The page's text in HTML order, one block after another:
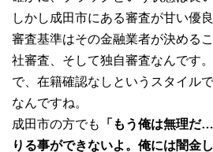
しかし成田市にある審査が甘い優
審査基準はその金融業者が決める
社審査、そして独自審査なんです
で、在籍確認なしというスタイル
なんですね。
成田市の方でも
「もう俺は無理だ
りる事ができないよ。俺には闇金